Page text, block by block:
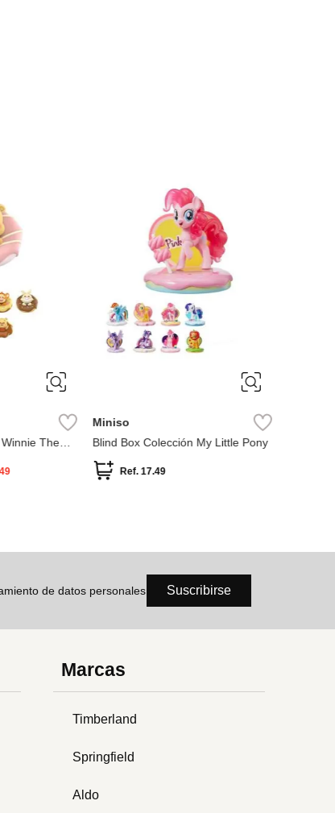
The
Miniso
Blind Box Colección My Little Pony
Ref. 17.49
de datos personales Suscribirse
Marcas
Timberland
Springfield
Aldo